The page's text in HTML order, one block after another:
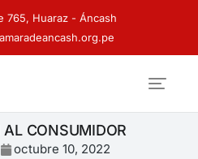
765, Huaraz - Áncash
AL CONSUMIDOR
octubre 10, 2022